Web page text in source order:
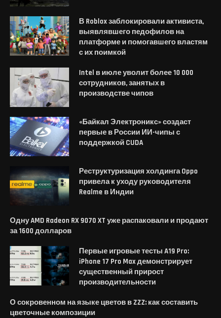
В Roblox заблокировали активиста,
выявлявшего педофилов на
платформе и помогавшего властям
с их поимкой
Intel в июле уволит более 10 000
сотрудников, занятых в
производстве чипов
«Байкал Электроникс» создаст
первые в России ИИ-чипы с
поддержкой CUDA
Реструктуризация холдинга Oppo
привела к уходу руководителя
Realme в Индии
Одну AMD Radeon RX 9070 XT уже распаковали и продают
за 1600 долларов
Первые игровые тесты A19 Pro:
iPhone 17 Pro Max демонстрирует
существенный прирост
производительности
О сокровенном на языке цветов в ZZZ: как составить
цветочные композиции